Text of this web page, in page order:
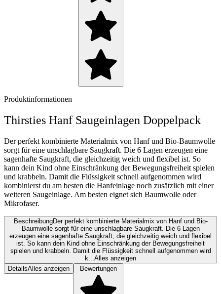
Produktinformationen
Thirsties Hanf Saugeinlagen Doppelpack
Der perfekt kombinierte Materialmix von Hanf und Bio-Baumwolle
sorgt für eine unschlagbare Saugkraft. Die 6 Lagen erzeugen eine
sagenhafte Saugkraft, die gleichzeitig weich und flexibel ist. So
kann dein Kind ohne Einschränkung der Bewegungsfreiheit spielen
und krabbeln. Damit die Flüssigkeit schnell aufgenommen wird
kombinierst du am besten die Hanfeinlage noch zusätzlich mit einer
weiteren Saugeinlage. Am besten eignet sich Baumwolle oder
Mikrofaser.
BeschreibungDer perfekt kombinierte Materialmix von Hanf und Bio-
Baumwolle sorgt für eine unschlagbare Saugkraft. Die 6 Lagen
erzeugen eine sagenhafte Saugkraft, die gleichzeitig weich und flexibel
ist. So kann dein Kind ohne Einschränkung der Bewegungsfreiheit
spielen und krabbeln. Damit die Flüssigkeit schnell aufgenommen wird
k... Alles anzeigen
DetailsAlles anzeigen Bewertungen